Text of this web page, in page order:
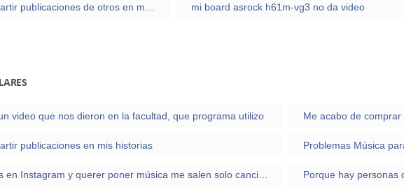
mi board asrock h61m-vg3 no da video
video que nos dieron en la facultad, que programa utilizo
publicaciones en mis historias Problemas Música